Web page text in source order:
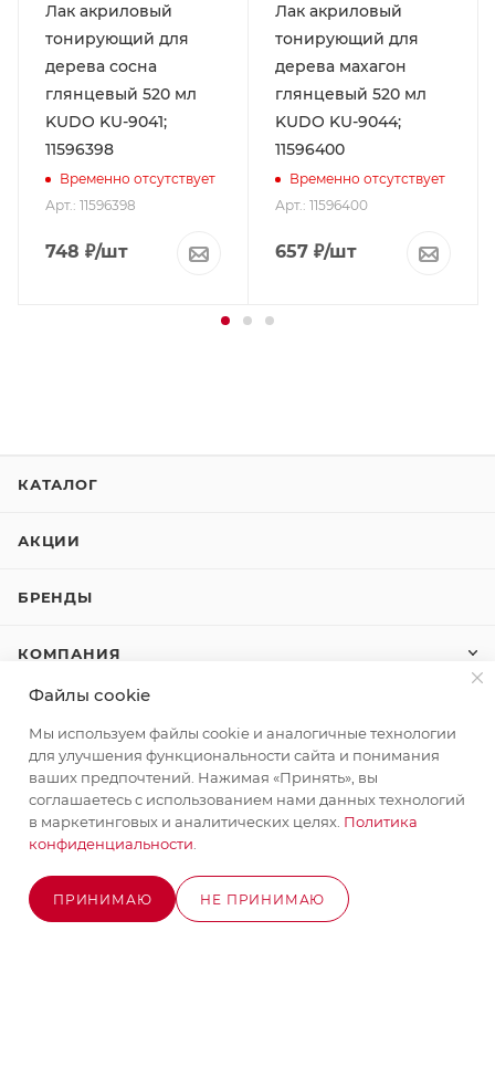
ОЖИДАЕТСЯ ПОСТУПЛЕНИЕ
Лак акриловый
тонирующий для
дерева сосна
глянцевый 520 мл
KUDO KU-9041;
11596398
Временно отсутствует
Арт.: 11596398
748 ₽/шт
Лак акриловый
тонирующий для
дерева махагон
глянцевый 520 мл
KUDO KU-9044;
11596400
Временно отсутствует
Арт.: 11596400
657 ₽/шт
КАТАЛОГ
АКЦИИ
БРЕНДЫ
КОМПАНИЯ
КОНТАКТЫ
+7 (495) 580-58-52
info@stroyx.ru
Файлы cookie
Мы используем файлы cookie и аналогичные технологии
для улучшения функциональности сайта и понимания
ваших предпочтений. Нажимая «Принять», вы
соглашаетесь с использованием нами данных технологий
в маркетинговых и аналитических целях. Политика
конфиденциальности
ПРИНИМАЮ НЕ ПРИНИМАЮ